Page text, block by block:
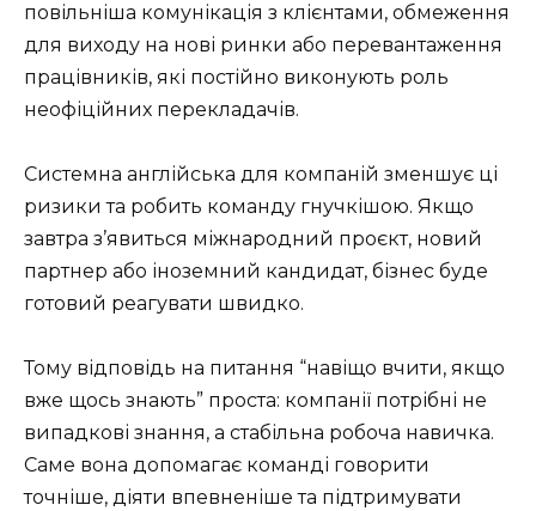
повільніша комунікація з клієнтами, обмеження
для виходу на нові ринки або перевантаження
працівників, які постійно виконують роль
неофіційних перекладачів.
Системна англійська для компаній зменшує ці
ризики та робить команду гнучкішою. Якщо
завтра з’явиться міжнародний проєкт, новий
партнер або іноземний кандидат, бізнес буде
готовий реагувати швидко.
Тому відповідь на питання “навіщо вчити, якщо
вже щось знають” проста: компанії потрібні не
випадкові знання, а стабільна робоча навичка.
Саме вона допомагає команді говорити
точніше, діяти впевненіше та підтримувати